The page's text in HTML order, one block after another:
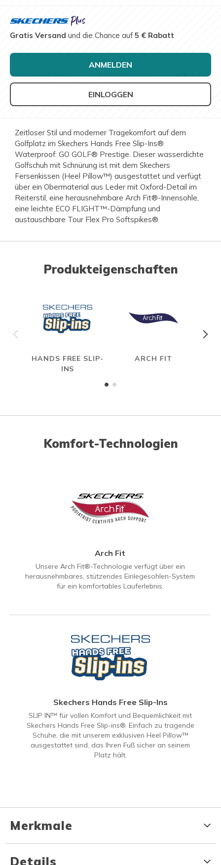
Gratis Versand und die Chance auf5 € Rabatt
ANMELDEN
EINLOGGEN
Zeitloser Stil und moderner Tragekomfort auf dem
Golfplatz im Skechers Hands Free Slip-Ins®
Waterproof: GO GOLF® Prestige. Dieser wasserdichte
Golfschuh mit Schnürung ist mit dem Skechers
Fersenkissen (Heel Pillow™) ausgestattet und verfügt
über ein Obermaterial aus Leder mit Oxford-Detail im
Reiterstil, eine herausnehmbare Arch Fit®-Innensohle,
eine leichte ECO FLIGHT™-Dämpfung und
austauschbare Tour Flex Pro Softspikes®.
Produkteigenschaften
HANDS FREE SLIP-
INS
ARCH FIT
Komfort-Technologien
Arch Fit
Unsere Arch Fit®-Technologie verfügt über ein
herausnehmbares, stützendes Einlegesohlen-System
für ein komfortables Lauferlebnis.
Skechers Hands Free Slip-Ins
SLIP IN™ für vollen Komfort und Bequemlichkeit mit
Skechers Hands Free Slip-ins®. Einfach zu tragende
Schuhe, die mit unserem exklusiven Heel Pillow™
ausgestattet sind, das Ihren Fuß sicher an seinem
Platz hält.
Merkmale
Details